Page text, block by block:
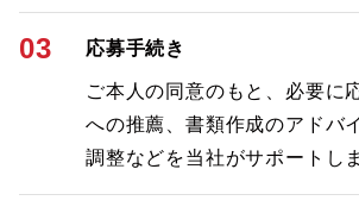
03 応募手続き
ご本人の同意のもと、必要に
への推薦、書類作成のアドバ
調整などを当社がサポートし